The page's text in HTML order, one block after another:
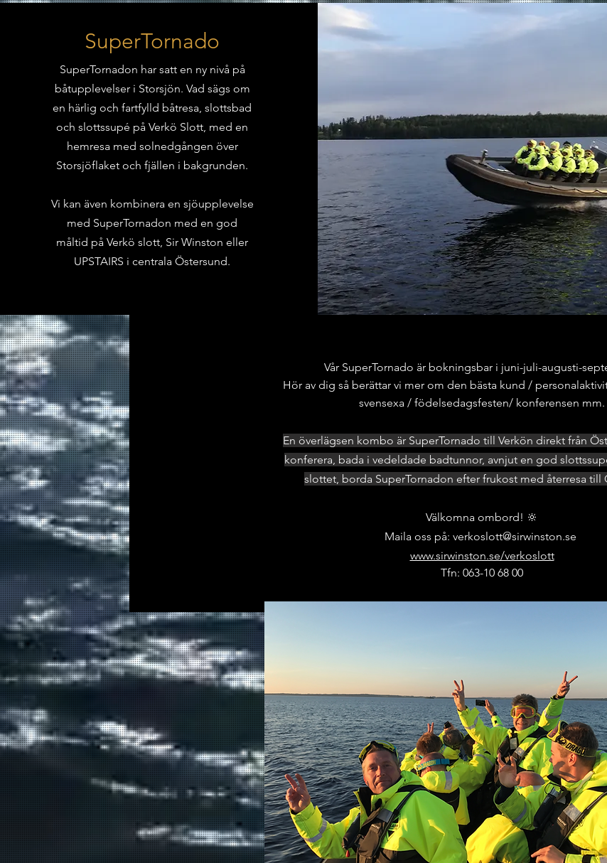
SuperTornado
SuperTornadon har satt en ny nivå på
båtupplevelser i Storsjön. Vad sägs om
en härlig och fartfylld båtresa, slottsbad
och slottssupé på Verkö Slott, med en
hemresa med solnedgången över
Storsjöflaket och fjällen i bakgrunden.
Vi kan även kombinera en sjöupplevelse
med SuperTornadon med en god
måltid på Verkö slott, Sir Winston eller
UPSTAIRS i centrala Östersund.
Vår SuperTornado är bokningsbar i juni-juli-augusti-
Hör av dig så berättar vi mer om den bästa kund /
svensexa / födelsedagsfesten/ konferensen mm.
En överlägsen kombo är SuperTornado till Verkön direkt från
konferera, bada i vedeldade badtunnor, avnjut en god
slottet, borda SuperTornadon efter frukost med återresa till
Välkomna ombord! 🔆
Maila oss på: verkoslott@sirwinston.se
www.sirwinston.se/verkoslott
Tfn: 063-10 68 00